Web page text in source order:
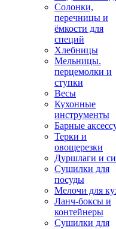
Солонки,
перечницы и
ёмкости для
специй
Хлебницы
Мельницы.
перцемолки и
ступки
Весы
Кухонные
инструменты
Барные
Терки и
овощерезки
Дуршлаги и
Сушилки для
посуды
Мелочи для
Ланч-боксы и
контейнеры
Сушилки для